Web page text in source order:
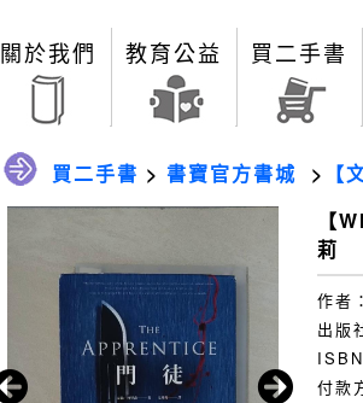
關於我們 教育公益 買二手書
買二手書 > 書寶官方書城 > 【
【
莉
作者：
出版
ISBN
付款